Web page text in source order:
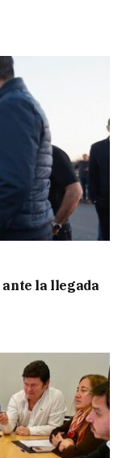
la llegada